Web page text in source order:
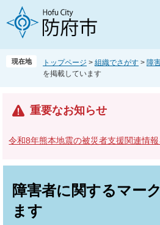
現在地 トップページ > 組織でさがす > 障
を掲載しています
重要なお知らせ
令和8年熊本地震の被災者支援関連情
障害者に関するマー
ます